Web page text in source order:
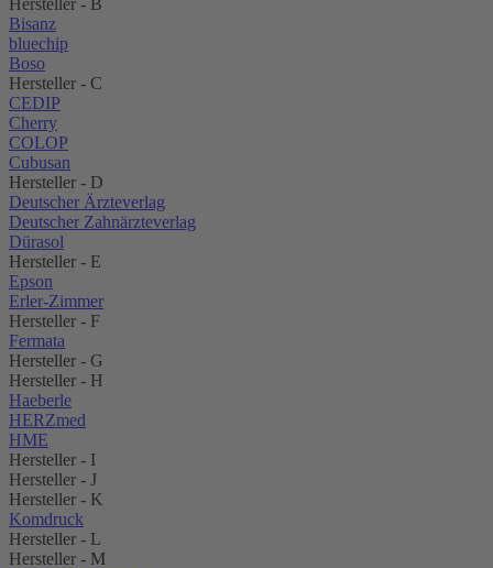
Hersteller - B
Bisanz
bluechip
Boso
Hersteller - C
CEDIP
Cherry
COLOP
Cubusan
Hersteller - D
Deutscher Ärzteverlag
Deutscher Zahnärzteverlag
Dürasol
Hersteller - E
Epson
Erler-Zimmer
Hersteller - F
Fermata
Hersteller - G
Hersteller - H
Haeberle
HERZmed
HME
Hersteller - I
Hersteller - J
Hersteller - K
Komdruck
Hersteller - L
Hersteller - M